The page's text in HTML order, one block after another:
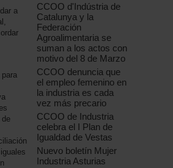
a
de
CCOO d'Indústria de
Catalunya y la
Federación
Agroalimentaria se
suman a los actos con
motivo del 8 de Marzo
CCOO denuncia que
el empleo femenino en
la industria es cada
vez más precario
CCOO de Industria
celebra el I Plan de
Igualdad de Vestas
Nuevo boletín Mujer
Industria Asturias